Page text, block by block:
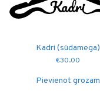
Kadri (südamega)
€30.00
Pievienot grozam